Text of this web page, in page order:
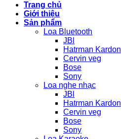
Trang chủ
Giới thiệu
Sản phẩm
Loa Bluetooth
JBl
Hatrman Kardon
Cervin veg
Bose
Sony
Loa nghe nhạc
JBl
Hatrman Kardon
Cervin veg
Bose
Sony